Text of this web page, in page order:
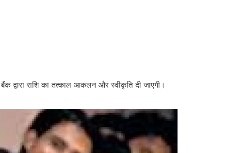
राशि का तत्काल आकलन और स्वीकृति दी जाएगी।